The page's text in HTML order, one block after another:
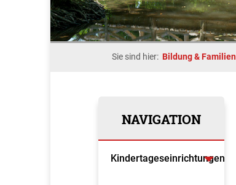
Sie sind hier: Bildung & Familien
NAVIGATION
Kindertageseinrichtungen